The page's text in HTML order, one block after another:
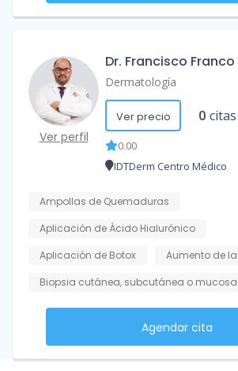
Ver perfil
Dr. Francisco Franco
Dermatología
Ver precio 0 citas
0.00
IDTDerm Centro Médico
Ampollas de Quemaduras
Aplicación de Ácido Hialurónico
Aplicación de Botox
Aumento de
Biopsia cutánea, subcutánea o mucosa
Agendar cita